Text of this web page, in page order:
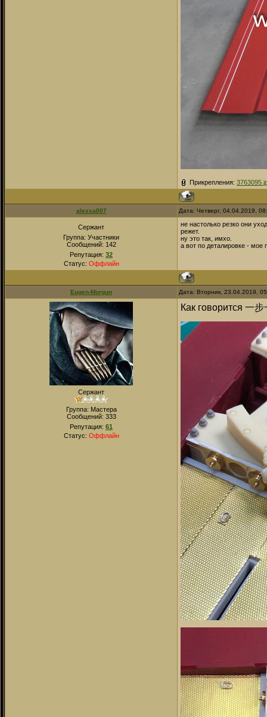
Прикрепления:
alexxa007 Дата: Четверг, 04.04.2019,
Сержант
Группа: Участники
Сообщений: 142
Репутация: 32
Статус: Оффлайн
не настолько резко они
режет.
ну это так, имхо.
а вот по деталировке - мое
Eugen-Morgun Дата: Вторник, 23.04.2019,
Сержант
Группа: Мастера
Сообщений: 333
Репутация: 61
Статус: Оффлайн
Как говорится 一步